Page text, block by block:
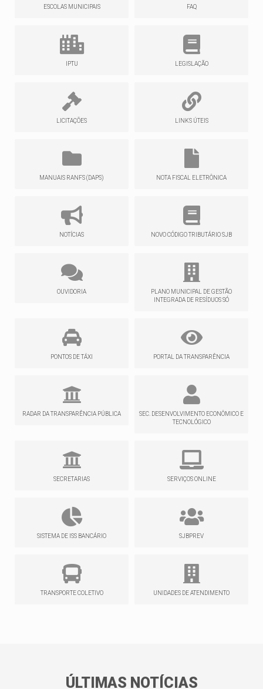
ESCOLAS MUNICIPAIS FAQ
IPTU LEGISLAÇÃO
LICITAÇÕES LINKS ÚTEIS
MANUAIS RANFS (DAPS) NOTA FISCAL ELETRÔNICA
NOTÍCIAS NOVO CÓDIGO TRIBUTÁRIO SJB
OUVIDORIA
PLANO MUNICIPAL DE GESTÃO
INTEGRADA DE RESÍDUOS SÓ
PONTOS DE TÁXI PORTAL DA TRANSPARÊNCIA
RADAR DA TRANSPARÊNCIA PÚBLICA
SEC. DESENVOLVIMENTO ECONÔMICO E
TECNOLÓGICO
SECRETARIAS SERVIÇOS ONLINE
SISTEMA DE ISS BANCÁRIO SJBPREV
TRANSPORTE COLETIVO UNIDADES DE ATENDIMENTO
ÚLTIMAS NOTÍCIAS